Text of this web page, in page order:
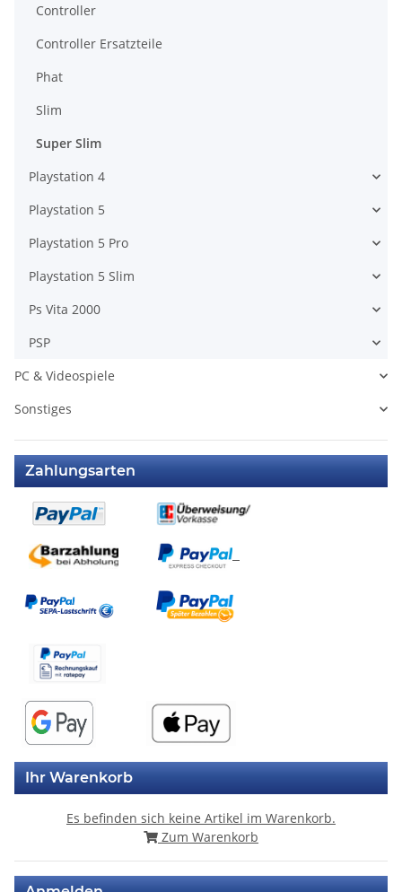
Controller
Controller Ersatzteile
Phat
Slim
Super Slim
Playstation 4
Playstation 5
Playstation 5 Pro
Playstation 5 Slim
Ps Vita 2000
PSP
PC & Videospiele
Sonstiges
Zahlungsarten
Ihr Warenkorb
Es befinden sich keine Artikel im Warenkorb.
Zum Warenkorb